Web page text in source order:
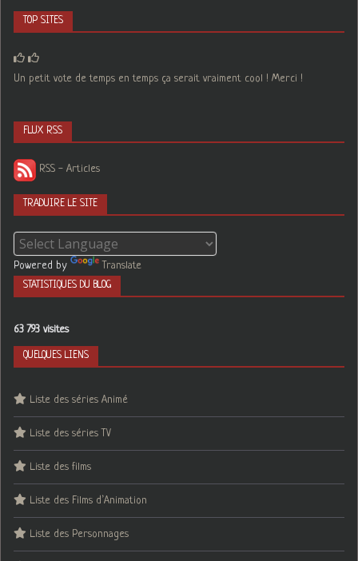
TOP SITES
Un petit vote de temps en temps ça serait vraiment cool ! Merci !
FLUX RSS
RSS - Articles
TRADUIRE LE SITE
Powered by Translate
STATISTIQUES DU BLOG
63 793 visites
QUELQUES LIENS
Liste des séries Animé
Liste des séries TV
Liste des films
Liste des Films d’Animation
Liste des Personnages